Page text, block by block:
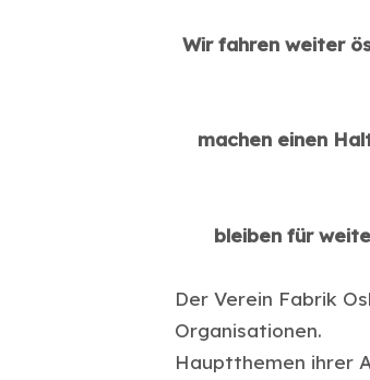
Wir fahren weiter
machen einen
bleiben für
Der Verein Fabrik
Organisationen.
Hauptthemen ihrer